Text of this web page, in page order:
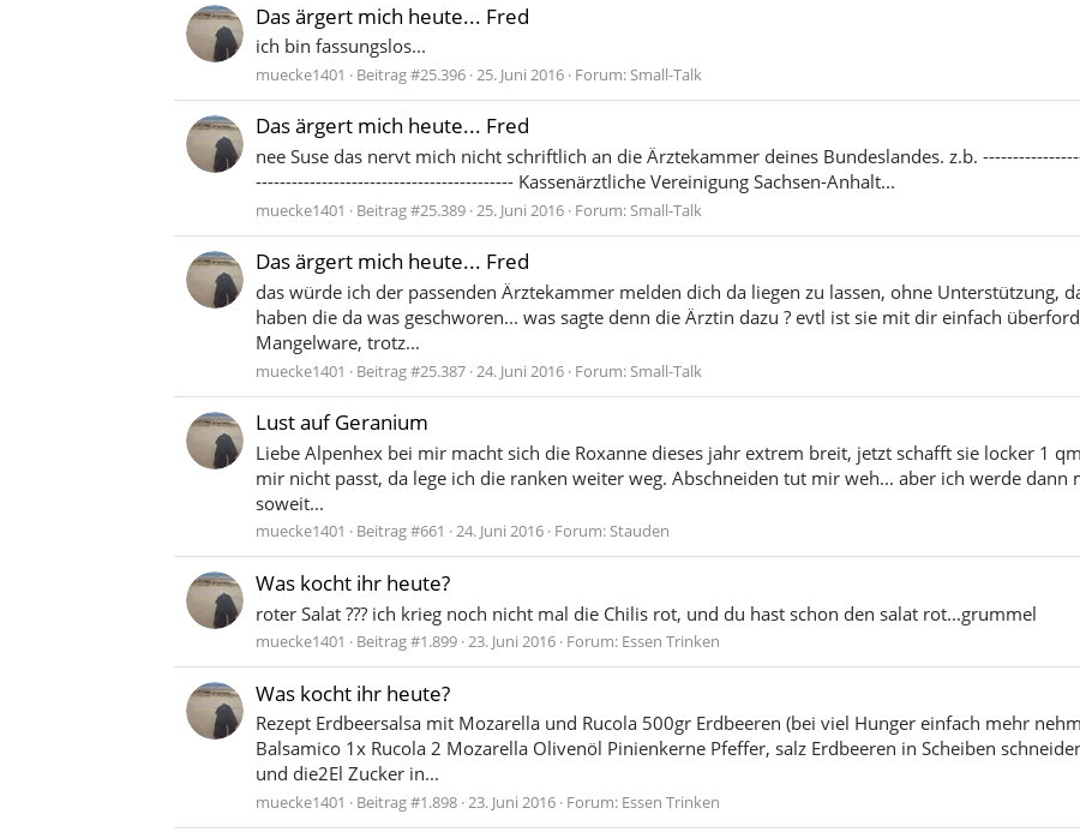
Das ärgert mich heute... Fred
ich bin fassungslos...
muecke1401 Beitrag #25.396 25. Juni 2016 Forum:Small-Talk
Das ärgert mich heute... Fred
nee Suse das nervt mich nicht schriftlich an die Ärztekammer deines Bundeslandes. z.b.
------------------------------------------- Kassenärztliche Vereinigung Sachsen-Anhalt...
muecke1401 Beitrag #25.389 25. Juni 2016 Forum:Small-Talk
Das ärgert mich heute... Fred
das würde ich der passenden Ärztekammer melden dich da liegen zu lassen, ohne Unterstützung,
haben die da was geschworen... was sagte denn die Ärztin dazu ? evtl ist sie mit dir einfach
Mangelware, trotz...
muecke1401 Beitrag #25.387 24. Juni 2016 Forum:Small-Talk
Lust auf Geranium
Liebe Alpenhex bei mir macht sich die Roxanne dieses jahr extrem breit, jetzt schafft sie locker 1
mir nicht passt, da lege ich die ranken weiter weg. Abschneiden tut mir weh... aber ich werde dann
soweit...
muecke1401 Beitrag #661 24. Juni 2016 Forum:Stauden
Was kocht ihr heute?
roter Salat ??? ich krieg noch nicht mal die Chilis rot, und du hast schon den salat rot...grummel
muecke1401 Beitrag #1.899 23. Juni 2016 Forum: Essen Trinken
Was kocht ihr heute?
Rezept Erdbeersalsa mit Mozarella und Rucola 500gr Erdbeeren (bei viel Hunger einfach mehr
Balsamico 1x Rucola 2 Mozarella Olivenöl Pinienkerne Pfeffer, salz Erdbeeren in Scheiben
und die2El Zucker in...
muecke1401 Beitrag #1.898 23. Juni 2016 Forum: Essen Trinken